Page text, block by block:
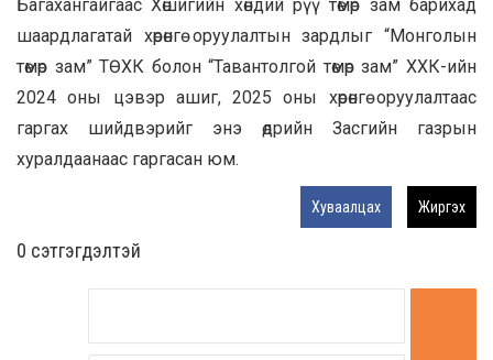
Багахангайгаас Хөшигийн хөндий рүү төмөр зам барихад
шаардлагатай хөрөнгө оруулалтын зардлыг “Монголын
төмөр зам” ТӨХК болон “Тавантолгой төмөр зам” ХХК-ийн
2024 оны цэвэр ашиг, 2025 оны хөрөнгө оруулалтаас
гаргах шийдвэрийг энэ өдрийн Засгийн газрын
хуралдаанаас гаргасан юм.
Хуваалцах Жиргэх
0 cэтгэгдэлтэй